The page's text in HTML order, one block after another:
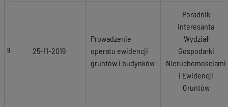
9 25-11-2019
Prowadzenie
operatu ewidencji
gruntów i budynków
Poradnik
interesanta
Wydział
Gospodarki
Nieruchomościami
i Ewidencji
Gruntów